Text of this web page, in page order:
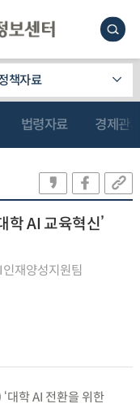
책자료
법령자료 경제관
학 AI 교육혁신’
재양성지원팀
대학 AI 전환을 위한